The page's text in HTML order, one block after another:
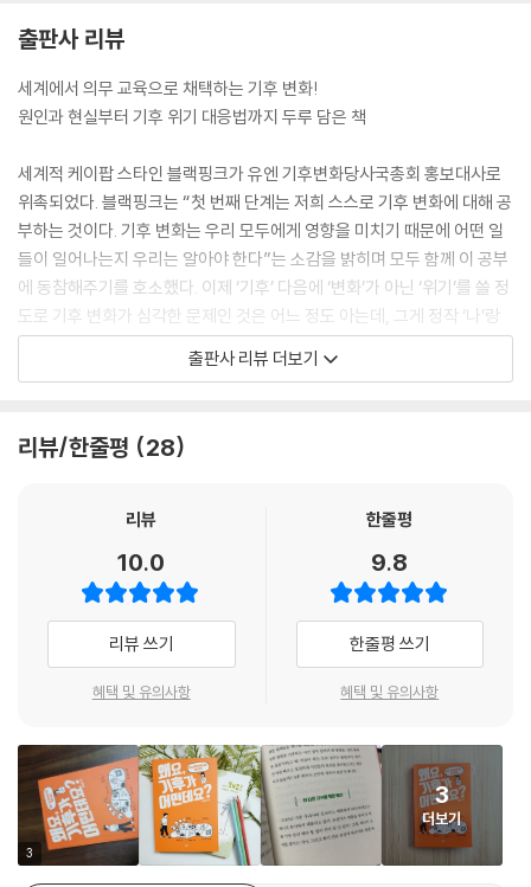
출판사 리뷰
세계에서 의무 교육으로 채택하는 기후 변화!
원인과 현실부터 기후 위기 대응법까지 두루 담은 책
세계적 케이팝 스타인 블랙핑크가 유엔 기후변화당사국총회 홍보대사로
위촉되었다. 블랙핑크는 “첫 번째 단계는 저희 스스로 기후 변화에 대해 공
부하는 것이다. 기후 변화는 우리 모두에게 영향을 미치기 때문에 어떤 일
들이 일어나는지 우리는 알아야 한다”는 소감을 밝히며 모두 함께 이 공부
에 동참해주기를 호소했다. 이제 ‘기후’ 다음에 ‘변화’가 아닌 ‘위기’를 쓸 정
도로 기후 변화가 심각한 문제인 것은 어느 정도 아는데, 그게 정작 ‘나’랑
무슨 관계가 있는지 알기 쉽게 들려주는 책은 흔치 않다. 기후 변화의 개념
과 과학적 지식을 설명하는 책은 있어도, 나의 작은 실천으로 탄소 배출을
가야 하나요?”라고 물었던 10대 소녀 그레타 툰베리의 세대, ‘기후 변화 위
이런 교육 현장의 필요성을 정확하게 꿰뚫고 쓴 10대를 위한 기후 위기 교
양서다. 최원형 작가는 많게는 한 달에 20일 이상 공공 도서관 및 기업, 학
교 등에서 환경과 생태, 기후 변화를 강의를 할 정도의 열정을 가진 우리시
대 보기 드문 환경·생태 전문가다. 이 책은 최원형 작가가 청소년들에게 어
떻게 하면 기후 위기가 ‘우리’의 문제임을 알게 하고, 우리의 작은 노력으로
과물이다. 기후 위기의 원인부터, 이 위기를 이겨낼 수 있는 새로운 실천까
지 최원형 작가만이 들려줄 수 있는 기후 위기 대응법이 이 책에 담겨 있다.
기후 변화를 처음 공부하는 청소년이 쉽게 쟁점을 이해할 수 있도록 학교
급식과 버려지는 음식을 연결하는 일상적 상황을 소재로 이야기를 풀어낸
것도 이 책의 장점이다.
출판사 리뷰 더보기
리뷰/한줄평 28
리뷰
10.0
리뷰 쓰기
혜택 및 유의사항
한줄평
9.8
한줄평 쓰기
혜택 및 유의사항
3
3
더보기